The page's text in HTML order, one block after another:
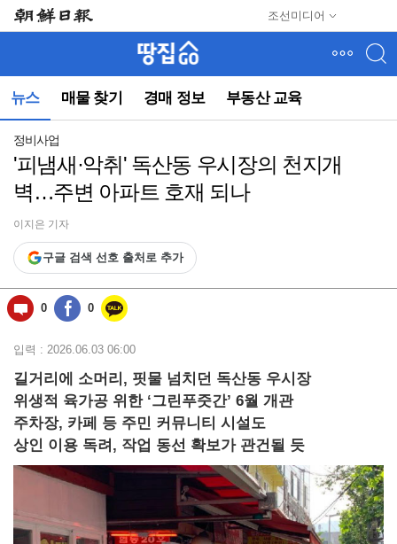
조선미디어
뉴스 매물 찾기 경매 정보 부동산 교육
뉴
(컨
동)
정비사업
'피냄새·악취' 독산동 우시장의 천지개
벽…주변 아파트 호재 되나
이지은 기자
구글 검색 선호 출처로 추가
0 0
입력 : 2026.06.03 06:00
길거리에 소머리, 핏물 넘치던 독산동 우시장
위생적 육가공 위한 ‘그린푸줏간’ 6월 개관
주차장, 카페 등 주민 커뮤니티 시설도
상인 이용 독려, 작업 동선 확보가 관건될 듯